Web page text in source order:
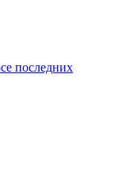
последних